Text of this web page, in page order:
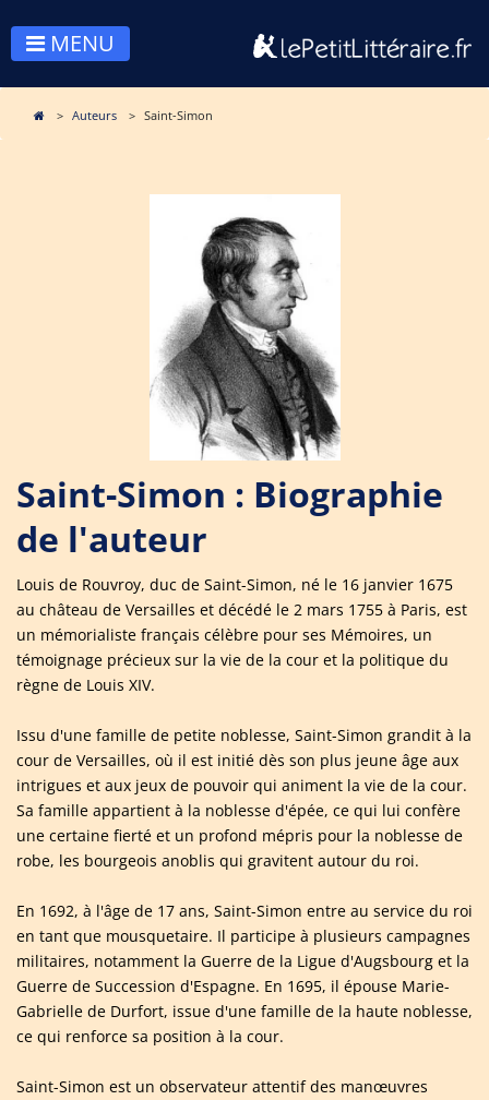
MENU
Auteurs Saint-Simon
Saint-Simon : Biographie
de l'auteur
Louis de Rouvroy, duc de Saint-Simon, né le 16 janvier 1675
au château de Versailles et décédé le 2 mars 1755 à Paris, est
un mémorialiste français célèbre pour ses Mémoires, un
témoignage précieux sur la vie de la cour et la politique du
règne de Louis XIV.
Issu d'une famille de petite noblesse, Saint-Simon grandit à la
cour de Versailles, où il est initié dès son plus jeune âge aux
intrigues et aux jeux de pouvoir qui animent la vie de la cour.
Sa famille appartient à la noblesse d'épée, ce qui lui confère
une certaine fierté et un profond mépris pour la noblesse de
robe, les bourgeois anoblis qui gravitent autour du roi.
En 1692, à l'âge de 17 ans, Saint-Simon entre au service du roi
en tant que mousquetaire. Il participe à plusieurs campagnes
militaires, notamment la Guerre de la Ligue d'Augsbourg et la
Guerre de Succession d'Espagne. En 1695, il épouse Marie-
Gabrielle de Durfort, issue d'une famille de la haute noblesse,
ce qui renforce sa position à la cour.
Saint-Simon est un observateur attentif des manœuvres